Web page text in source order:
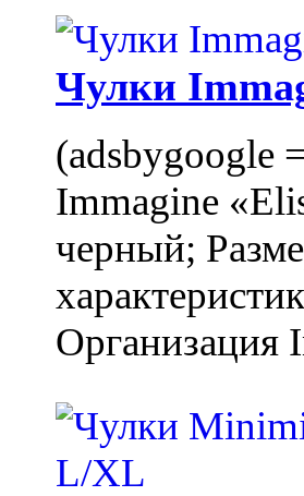
Чулки
(adsbygoogle
Immagine
черный;
Организация